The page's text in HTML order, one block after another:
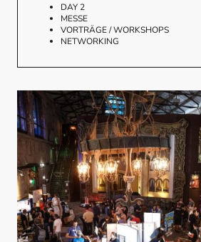
DAY 2
MESSE
VORTRÄGE / WORKSHOPS
NETWORKING